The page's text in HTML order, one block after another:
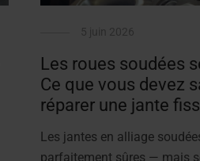
Les roues soudées
Ce que vous devez
réparer une jante
Les jantes en alliage
parfaitement sûres — mais